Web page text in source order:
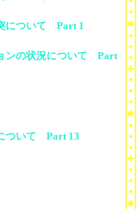
について Part 1
ンの状況について Part
ついて Part 13